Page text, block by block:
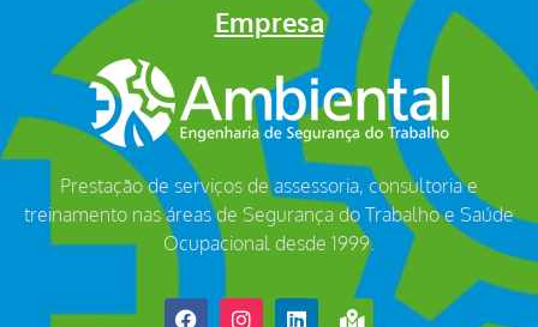
Empresa
Prestação de serviços de assessoria, consultoria e
treinamento nas áreas de Segurança do Trabalho e Saúde
Ocupacional desde 1999.